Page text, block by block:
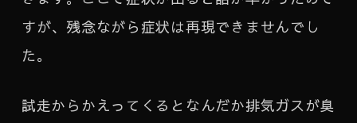
すが、残念ながら症状は再現できませんでし
た。
試走からかえってくるとなんだか排気ガスが臭